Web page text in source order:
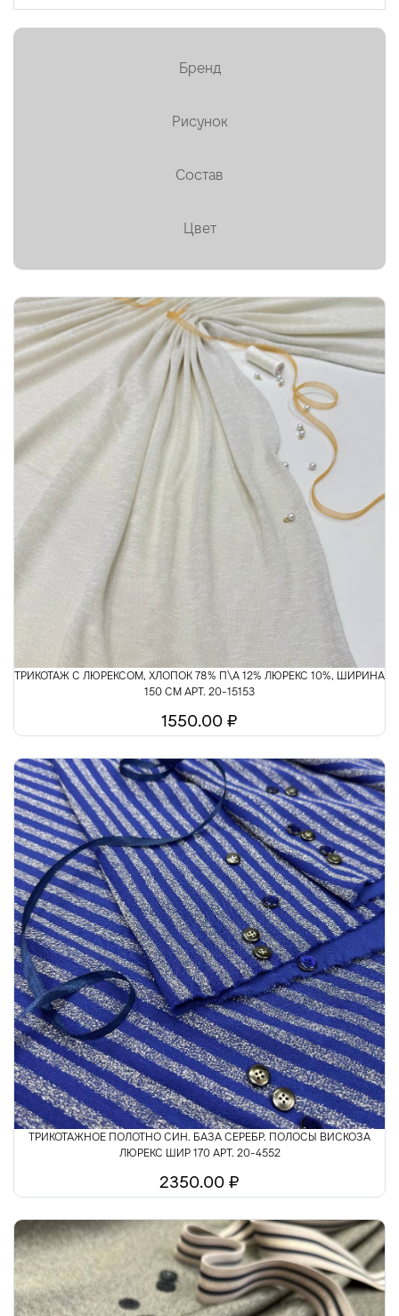
Лён
Платки, палантины, шарфы
Тафта
Твид
Ткани на мембране
Тренчевые
Трикотаж
Хлопок
Шелк
Шитьё
Бренд
Рисунок
Состав
Цвет
ТРИКОТАЖ С ЛЮРЕКСОМ, ХЛОПОК 78% П\А 12% ЛЮРЕКС 10%, ШИРИНА
150 СМ АРТ. 20-15153
1550.00 ₽
ТРИКОТАЖНОЕ ПОЛОТНО СИН. БАЗА СЕРЕБР. ПОЛОСЫ ВИСКОЗА
ЛЮРЕКС ШИР 170 АРТ. 20-4552
2350.00 ₽